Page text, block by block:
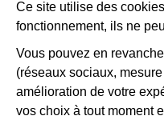
Ce site utilise des
fonctionnement, ils ne
Vous pouvez en
(réseaux sociaux,
amélioration de votre
vos choix à tout moment